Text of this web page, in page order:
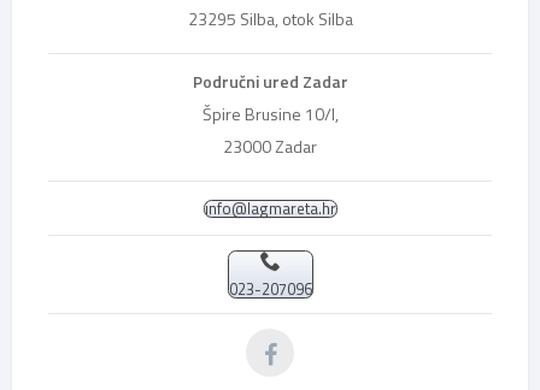
23295 Silba, otok Silba
Područni ured Zadar
Špire Brusine 10/I,
23000 Zadar
info@lagmareta.hr
023-207096